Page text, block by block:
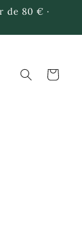
de 80 € ·
Carrito